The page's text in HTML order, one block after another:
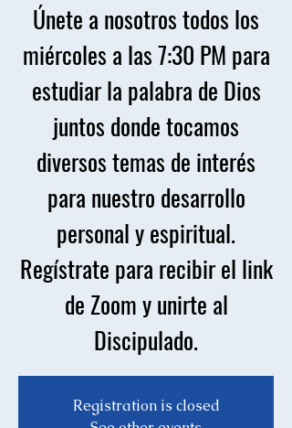
Únete a nosotros todos los
miércoles a las 7:30 PM para
estudiar la palabra de Dios
juntos donde tocamos
diversos temas de interés
para nuestro desarrollo
personal y espiritual.
Regístrate para recibir el link
de Zoom y unirte al
Discipulado.
Registration is closed